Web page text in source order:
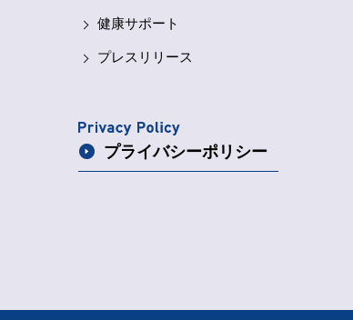
健康サポート
プレスリリース
プライバシーポリシー